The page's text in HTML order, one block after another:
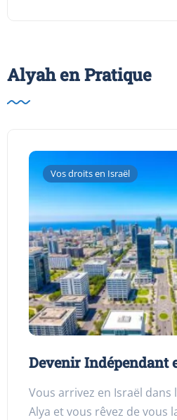
Alyah en Pratique
Vos droits en Israël
Devenir Indépendant
Vous arrivez en Israël dans
Alya et vous rêvez de vous